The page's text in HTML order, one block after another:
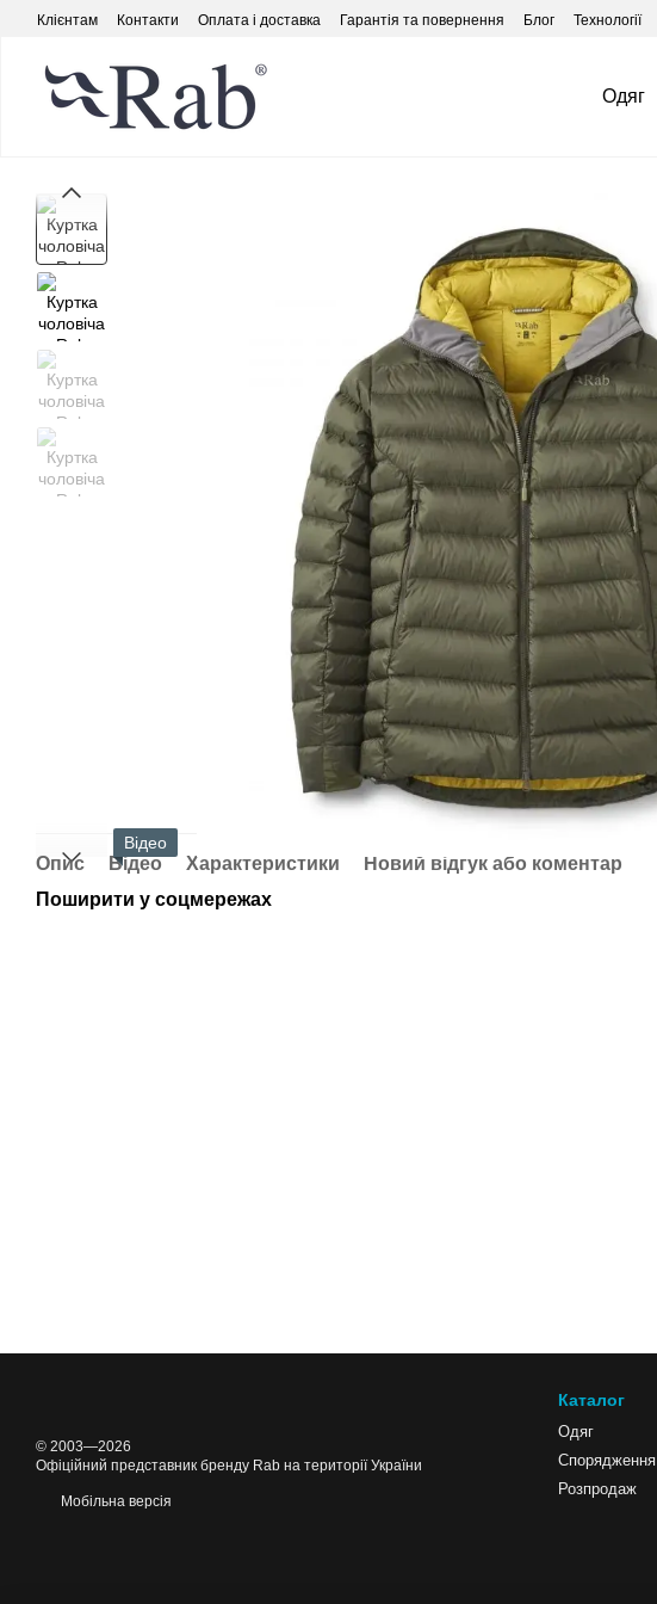
Перейти до основного контенту
Клієнтам Контакти Оплата і доставка Гарантія та повернення Блог Технології
Одяг
Відео
Опис Відео Характеристики
Новий відгук або коментар
Поширити у соцмережах
© 2003—2026
Офіційний представник бренду Rab на території України
Мобільна версія
Каталог
Одяг
Спорядження
Розпродаж